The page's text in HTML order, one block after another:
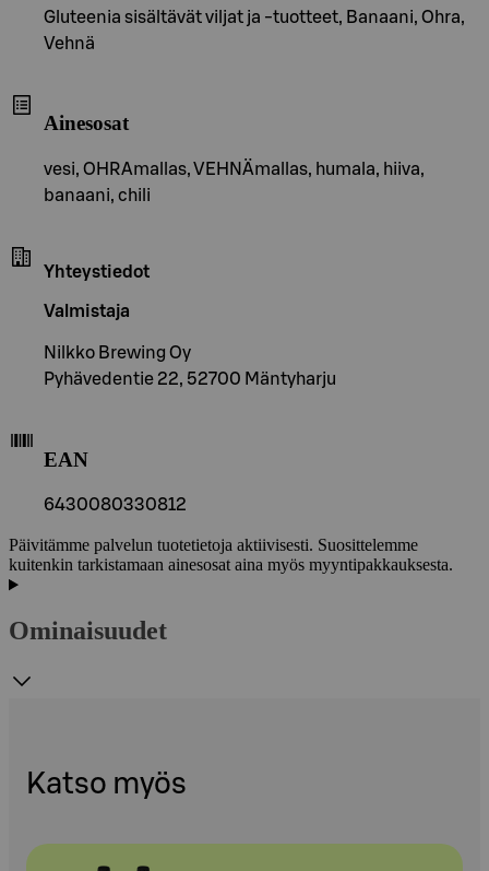
Gluteenia sisältävät viljat ja -tuotteet, Banaani, Ohra,
Vehnä
Ainesosat
vesi, OHRAmallas, VEHNÄmallas, humala, hiiva,
banaani, chili
Yhteystiedot
Valmistaja
Nilkko Brewing Oy
Pyhävedentie 22, 52700 Mäntyharju
EAN
6430080330812
Päivitämme palvelun tuotetietoja aktiivisesti. Suosittelemme
kuitenkin tarkistamaan ainesosat aina myös myyntipakkauksesta.
Ominaisuudet
Katso myös